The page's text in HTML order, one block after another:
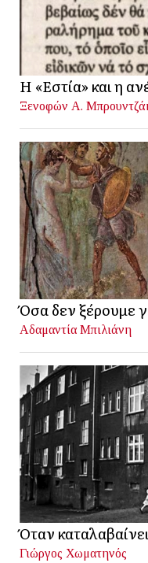
Η «Εστία» και η
Ξενοφών Α.
Όσα δεν ξέρουμε
Αδαμαντία Μπιλιάνη
Όταν
Γιώργος Χωματηνός